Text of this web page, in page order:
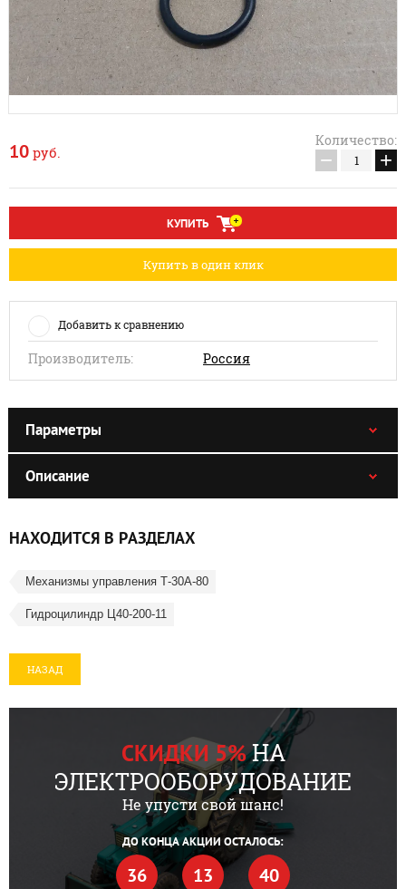
10 руб.
Количество:
− +
КУПИТЬ
Купить в один клик
Добавить к сравнению
Производитель: Россия
Параметры
Описание
НАХОДИТСЯ В РАЗДЕЛАХ
Механизмы управления Т-30А-80
Гидроцилиндр Ц40-200-11
НАЗАД
СКИДКИ 5%НА
ЭЛЕКТРООБОРУДОВАНИЕ
Не упусти свой шанс!
ДО КОНЦА АКЦИИ ОСТАЛОСЬ:
36 13 40